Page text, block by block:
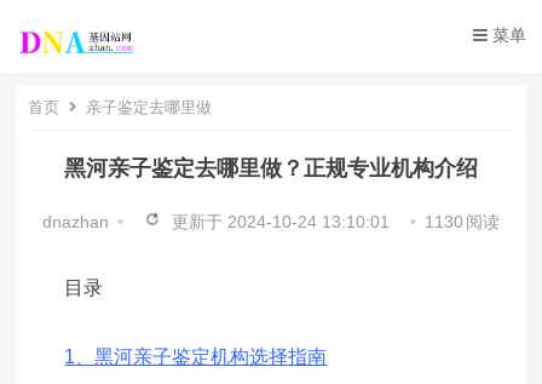
菜单
首页 亲子鉴定去哪里做
黑河亲子鉴定去哪里做？正规专业机构介绍
dnazhan • 更新于 2024-10-24 13:10:01 • 1130 阅读
目录
1、黑河亲子鉴定机构选择指南